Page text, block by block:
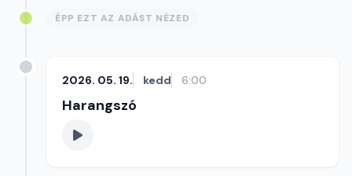
ÉPP EZT AZ ADÁST NÉZED
2026. 05. 19. kedd 6:00
Harangszó